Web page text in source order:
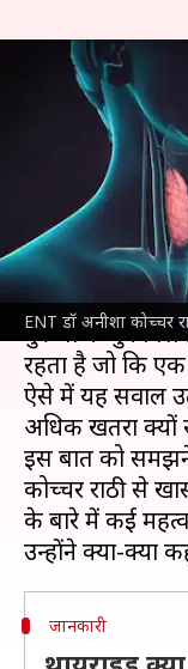
ENT डॉ अनीशा कोच्चर
पुरूषों के
है
विशेषज्ञ
Nov 07,
क्या है खबर?
दुनियाभर में
पुरूषों के मुकाबले
रहता है जो कि
ऐसे में यह सवाल
अधिक खतरा क्यों
इस बात को
कोच्चर राठी से
के बारे में कई
जानकारी